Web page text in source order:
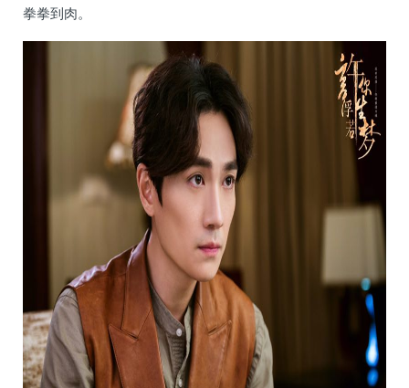
拳拳到肉。